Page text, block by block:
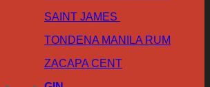
SAINT JAMES
TONDENA MANILA RUM
ZACAPA CENT